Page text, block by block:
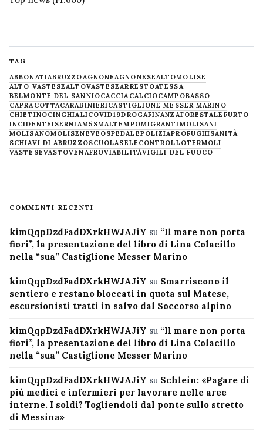
TAG
ABBONATIABRUZZOAGNONEAGNONESEALTOMOLISE
ALTO VASTESEALTOVASTESEARRESTOATESSA
BELMONTE DEL SANNIOCACCIACALCIOCAMPOBASSO
CAPRACOTTACARABINIERICASTIGLIONE MESSER MARINO
CHIETINOCINGHIALICOVID19DROGAFINANZAFORESTALE FURTO
INCIDENTEISERNIAM5SMALTEMPOMIGRANTIMOLISANI
MOLISANOMOLISENEVE OSPEDALEPOLIZIAPROFUGHISANITÀ
SCHIAVI DI ABRUZZOSCUOLASELECONTROLLOTERMOLI
VASTESEVASTOVENAFROVIABILITÀVIGILI DEL FUOCO
COMMENTI RECENTI
kimQqpDzdFadDXrkHWJAJiY su “Il mare non porta
fiori”, la presentazione del libro di Lina Colacillo
nella “sua” Castiglione Messer Marino
kimQqpDzdFadDXrkHWJAJiY su Smarriscono il
sentiero e restano bloccati in quota sul Matese,
escursionisti tratti in salvo dal Soccorso alpino
kimQqpDzdFadDXrkHWJAJiY su “Il mare non porta
fiori”, la presentazione del libro di Lina Colacillo
nella “sua” Castiglione Messer Marino
kimQqpDzdFadDXrkHWJAJiY su Schlein: «Pagare di
più medici e infermieri per lavorare nelle aree
interne. I soldi? Togliendoli dal ponte sullo stretto
di Messina»